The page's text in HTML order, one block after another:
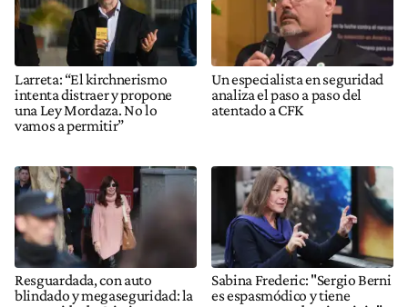
Larreta: “El kirchnerismo
intenta distraer y propone
una Ley Mordaza. No lo
vamos a permitir”
Un especialista en seguridad
analiza el paso a paso del
atentado a CFK
Resguardada, con auto
blindado y megaseguridad: la
Sabina Frederic: "Sergio Berni
es espasmódico y tiene